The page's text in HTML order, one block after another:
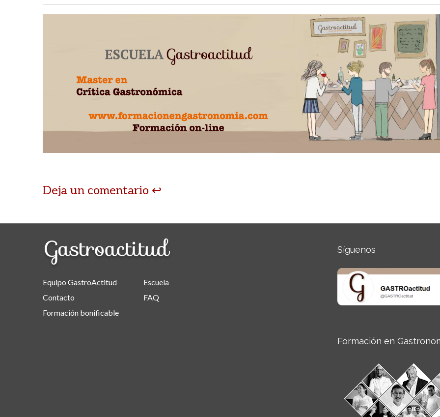
Deja un comentario
Equipo GastroActitud
Contacto
Formación bonificable
Escuela
FAQ
Síguenos
Formación en